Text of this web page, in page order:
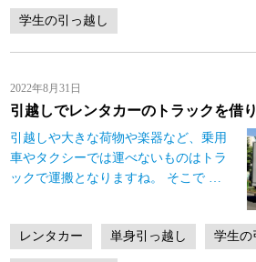
学生の引っ越し
2022年8月31日
引越しでレンタカーのトラックを借
引越しや大きな荷物や楽器など、乗用
車やタクシーでは運べないものはトラ
ックで運搬となりますね。 そこで …
レンタカー 単身引っ越し 学生の